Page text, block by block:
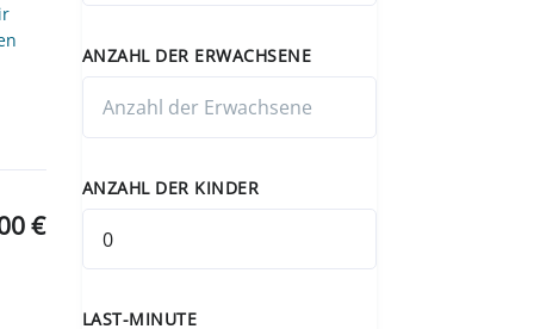
€
ANZAHL DER ERWACHSENE
ANZAHL DER KINDER
LAST-MINUTE